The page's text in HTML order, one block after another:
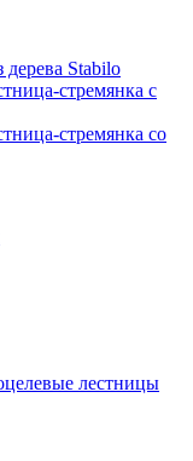
Stabilo
стремянка с
стремянка со
лестницы